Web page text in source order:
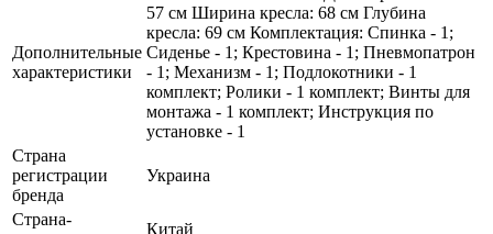
Дополнительные
характеристики
57 см Ширина кресла: 68 см Глубина
кресла: 69 см Комплектация: Спинка - 1;
Сиденье - 1; Крестовина - 1; Пневмопатрон
- 1; Механизм - 1; Подлокотники - 1
комплект; Ролики - 1 комплект; Винты для
монтажа - 1 комплект; Инструкция по
установке - 1
Страна
регистрации
бренда
Украина
Страна-
Китай